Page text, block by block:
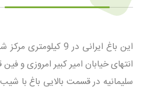
این باغ ایرانی در 9
انتهای خیابان امیر کبیر امروزی و
سلیمانیه در قسمت بالایی باغ با